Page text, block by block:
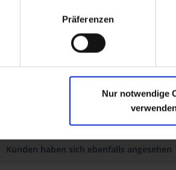
Präferenzen
Nur notwendige
R 75/6
R 90S
R 75/7
9.1980 R 80
9.1980-1984
R 100 9.1980-1984
Kunden haben sich ebenfalls angesehen